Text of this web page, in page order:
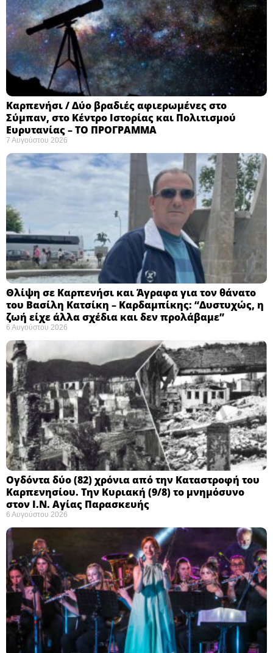
Καρπενήσι / Δύο βραδιές αφιερωμένες στο
Σύμπαν, στο Κέντρο Ιστορίας και Πολιτισμού
Ευρυτανίας – ΤΟ ΠΡΟΓΡΑΜΜΑ
7 Αυγούστου 2026
Θλίψη σε Καρπενήσι και Άγραφα για τον θάνατο
του Βασίλη Κατσίκη – Καρδαμπίκης: “Δυστυχώς, η
ζωή είχε άλλα σχέδια και δεν προλάβαμε”
6 Αυγούστου 2026
Ογδόντα δύο (82) χρόνια από την Καταστροφή του
Καρπενησίου. Την Κυριακή (9/8) το μνημόσυνο
στον Ι.Ν. Αγίας Παρασκευής
6 Αυγούστου 2026